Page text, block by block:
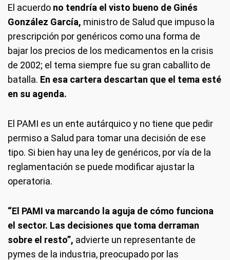
El acuerdo no tendría el visto bueno de Ginés
González García, ministro de Salud que impuso la
prescripción por genéricos como una forma de
bajar los precios de los medicamentos en la crisis
de 2002; el tema siempre fue su gran caballito de
batalla. En esa cartera descartan que el tema esté
en su agenda.
El PAMI es un ente autárquico y no tiene que pedir
permiso a Salud para tomar una decisión de ese
tipo. Si bien hay una ley de genéricos, por vía de la
reglamentación se puede modificar ajustar la
operatoria.
“El PAMI va marcando la aguja de cómo funciona
el sector. Las decisiones que toma derraman
sobre el resto”, advierte un representante de
pymes de la industria, preocupado por las